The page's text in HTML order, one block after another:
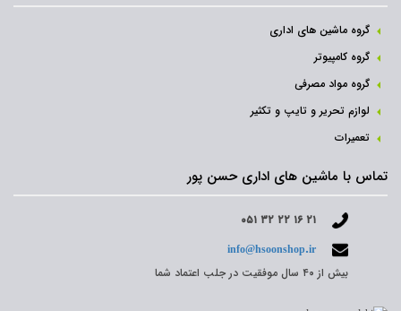
گروه ماشین های اداری
گروه کامپیوتر
گروه مواد مصرفی
لوازم تحریر و تایپ و تکثیر
تعمیرات
تماس با ماشین های اداری حسن پور
۰۵۱ ۳۲ ۲۲ ۱۶ ۲۱
info@hsoonshop.ir
بیش از ۴۰ سال موفقیت در جلب اعتماد شما